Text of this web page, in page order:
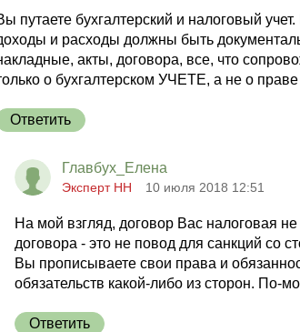
путаете бухгалтерский и налоговый
и расходы должны быть
акты, договора, все, что
о бухгалтерском УЧЕТЕ, а не о
Ответить
Главбух_Елена
Эксперт НН 10 июля 2018 12:51
На мой взгляд, договор Вас налоговая
договора - это не повод для санкций со
Вы прописываете свои права и
обязательств какой-либо из сторон. По-
Ответить